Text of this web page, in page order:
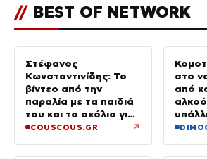
// BEST OF NETWORK
Στέφανος
Κωνσταντινίδης: Το
βίντεο από την
παραλία με τα παιδιά
του και το σχόλιο για
την ηλικία του
COUSCOUS.GR ↗
στο
από